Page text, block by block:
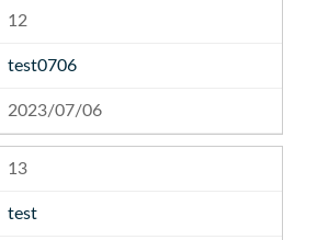
12
test0706
2023/07/06
13
test